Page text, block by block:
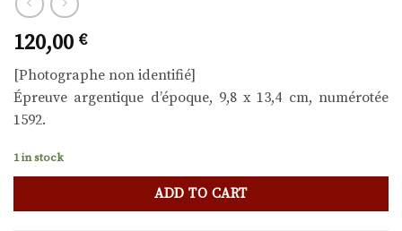
120,00 €
[Photographe non identifié]
Épreuve argentique d’époque, 9,8 x 13,4 cm, numérotée
1592.
1 in stock
ADD TO CART